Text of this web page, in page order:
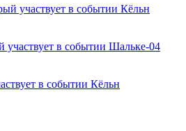
Кёльн
Шальке-04
Кёльн